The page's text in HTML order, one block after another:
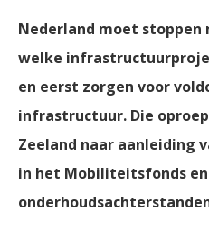
Nederland moet stoppen
welke
en eerst zorgen voor
infrastructuur. Die
Zeeland naar aanleiding
in het Mobiliteitsfonds